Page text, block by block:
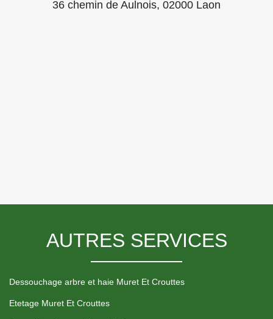
36 chemin de Aulnois, 02000 Laon
AUTRES SERVICES
Dessouchage arbre et haie Muret Et Crouttes
Etetage Muret Et Crouttes